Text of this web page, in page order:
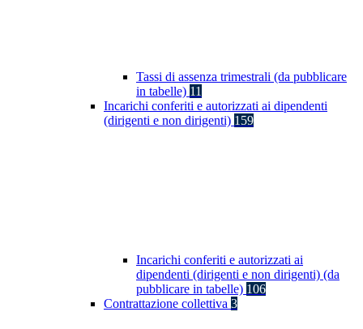
Tassi di assenza trimestrali (da pubblicare
in tabelle) 11
Incarichi conferiti e autorizzati ai dipendenti
(dirigenti e non dirigenti) 159
Incarichi conferiti e autorizzati ai
dipendenti (dirigenti e non dirigenti) (da
pubblicare in tabelle) 106
Contrattazione collettiva 3